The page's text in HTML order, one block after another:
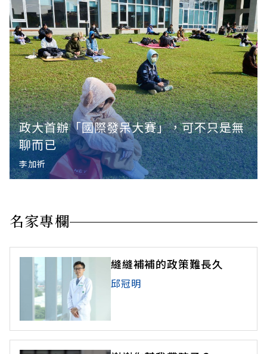
政大首辦「國際發呆大賽」，可不只是無
聊而已
李加祈
名家專欄
縫縫補補的政策難長久
邱冠明